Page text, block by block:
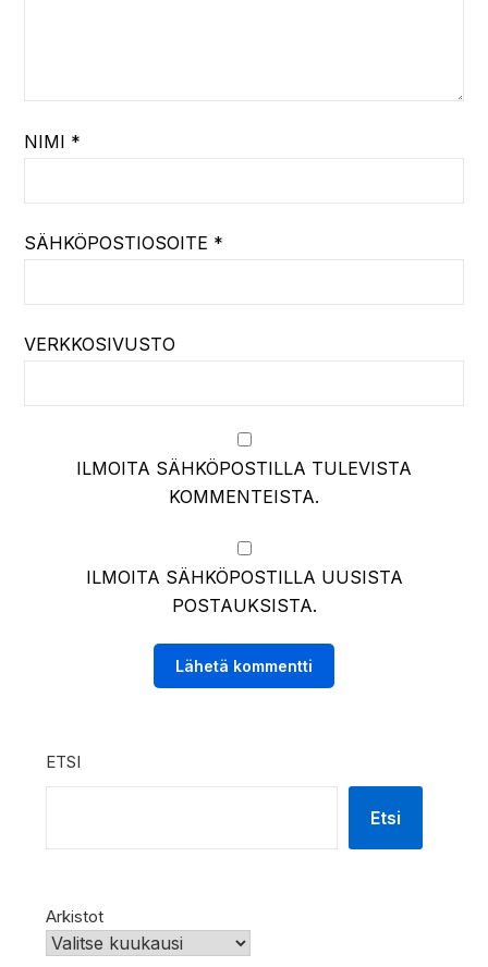
NIMI *
SÄHKÖPOSTIOSOITE *
VERKKOSIVUSTO
ILMOITA SÄHKÖPOSTILLA TULEVISTA
KOMMENTEISTA.
ILMOITA SÄHKÖPOSTILLA UUSISTA
POSTAUKSISTA.
ETSI
Etsi
Arkistot